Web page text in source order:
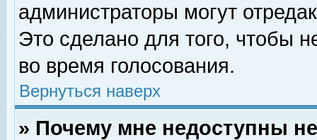
администраторы могут
Это сделано для того, чтобы
во время голосования.
Вернуться наверх
» Почему мне недоступны